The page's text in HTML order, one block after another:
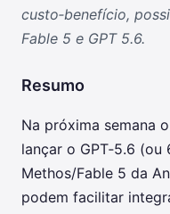
custo‑benefício,
Fable 5 e GPT 5.6.
Resumo
Na próxima semana
lançar o GPT‑5.6
Methos/Fable 5 da
podem facilitar